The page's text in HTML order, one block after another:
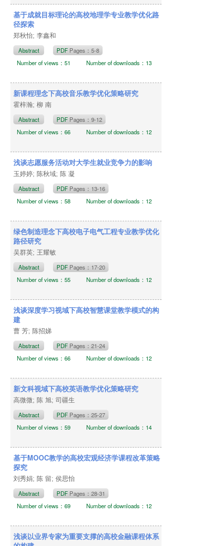
基于成就目标理论的高校地理学专业教学优化路
径探索
郑秋怡; 李鑫和
Abstract PDF Pages：5-8
Number of views：51
Number of downloads：13
新课程理念下高校音乐教学优化策略研究
霍梓瀚; 柳 南
Abstract PDF Pages：9-12
Number of views：66
Number of downloads：12
浅谈志愿服务活动对大学生就业竞争力的影响
玉婷婷; 陈秋域; 陈 凝
Abstract PDF Pages：13-16
Number of views：58
Number of downloads：12
绿色制造理念下高校电子电气工程专业教学优化
路径研究
吴群英; 王耀敏
Abstract PDF Pages：17-20
Number of views：55
Number of downloads：12
浅谈深度学习视域下高校智慧课堂教学模式的构
建
曹 芳; 陈招娣
Abstract PDF Pages：21-24
Number of views：66
Number of downloads：12
新文科视域下高校英语教学优化策略研究
高微微; 陈 旭; 司疆生
Abstract PDF Pages：25-27
Number of views：59
Number of downloads：14
基于MOOC教学的高校宏观经济学课程改革策略
探究
刘秀娟; 陈 留; 侯思怡
Abstract PDF Pages：28-31
Number of views：69
Number of downloads：12
浅谈以业界专家为重要支撑的高校金融课程体系